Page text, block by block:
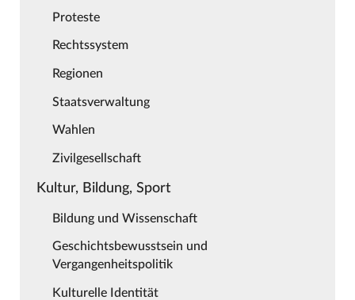
Proteste
Rechtssystem
Regionen
Staatsverwaltung
Wahlen
Zivilgesellschaft
Kultur, Bildung, Sport
Bildung und Wissenschaft
Geschichtsbewusstsein und
Vergangenheitspolitik
Kulturelle Identität